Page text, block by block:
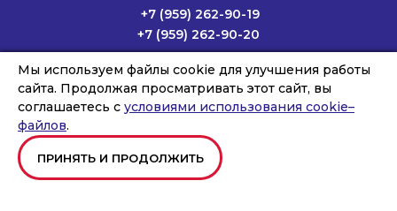
+7 (959) 262-90-19
+7 (959) 262-90-20
lug4@vk.vapk.ru
Главная Каталог техникиЗапасные части
Сервис и ремонт
Лизинг и кредит
О компании
НовостиКонтакты
Copyright © ООО «ВОРОНЕЖКОМПЛЕКТ», 2026
Мы используем файлы cookie для улучшения работы
сайта. Продолжая просматривать этот сайт, вы
соглашаетесь с условиями использования cookie–
файлов.
ПРИНЯТЬ И ПРОДОЛЖИТЬ